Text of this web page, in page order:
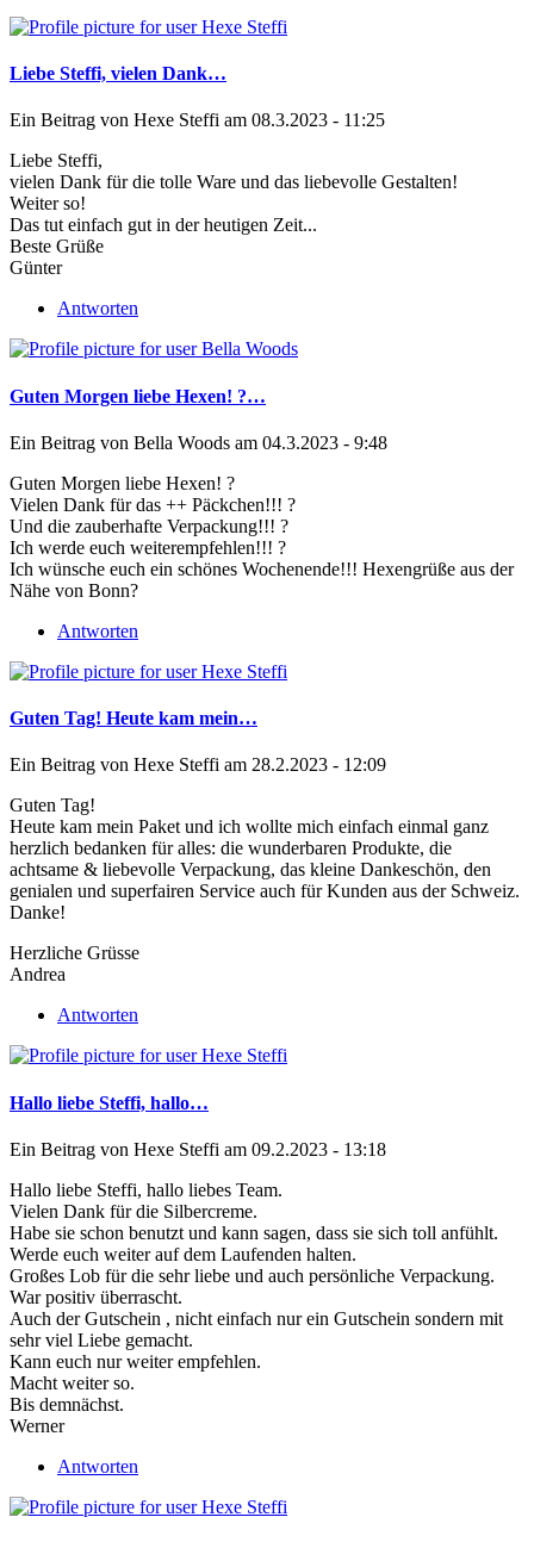
Liebe Steffi, vielen Dank…
Ein Beitrag von Hexe Steffi am 08.3.2023 - 11:25
Liebe Steffi,
vielen Dank für die tolle Ware und das liebevolle Gestalten!
Weiter so!
Das tut einfach gut in der heutigen Zeit...
Beste Grüße
Günter
Antworten
Guten Morgen liebe Hexen! ?…
Ein Beitrag von Bella Woods am 04.3.2023 - 9:48
Guten Morgen liebe Hexen! ?
Vielen Dank für das ++ Päckchen!!! ?
Und die zauberhafte Verpackung!!! ?
Ich werde euch weiterempfehlen!!! ?
Ich wünsche euch ein schönes Wochenende!!! Hexengrüße aus der
Nähe von Bonn?
Antworten
Guten Tag! Heute kam mein…
Ein Beitrag von Hexe Steffi am 28.2.2023 - 12:09
Guten Tag!
Heute kam mein Paket und ich wollte mich einfach einmal ganz
herzlich bedanken für alles: die wunderbaren Produkte, die
achtsame & liebevolle Verpackung, das kleine Dankeschön, den
genialen und superfairen Service auch für Kunden aus der Schweiz.
Danke!
Herzliche Grüsse
Andrea
Antworten
Hallo liebe Steffi, hallo…
Ein Beitrag von Hexe Steffi am 09.2.2023 - 13:18
Hallo liebe Steffi, hallo liebes Team.
Vielen Dank für die Silbercreme.
Habe sie schon benutzt und kann sagen, dass sie sich toll anfühlt.
Werde euch weiter auf dem Laufenden halten.
Großes Lob für die sehr liebe und auch persönliche Verpackung.
War positiv überrascht.
Auch der Gutschein , nicht einfach nur ein Gutschein sondern mit
sehr viel Liebe gemacht.
Kann euch nur weiter empfehlen.
Macht weiter so.
Bis demnächst.
Werner
Antworten